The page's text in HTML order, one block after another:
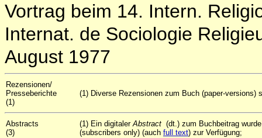
Vortrag beim 14. Intern.
Internat. de Sociologie
August 1977
Rezensionen/
Presseberichte
(1)
(1) Diverse Rezensionen zum Buch (paper-versions)
Abstracts
(3)
(1) Ein digitalerAbstract (dt.) zum Buchbeitrag
(subscribers only) (auch full text) zur Verfügung;